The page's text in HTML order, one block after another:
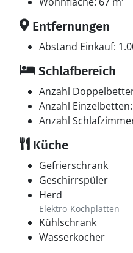
Wissenschaft.
Dieses Ferienhaus auf
Entfernungen
Abstand Einkauf:
Schlafbereich
Anzahl
Anzahl
Anzahl
Küche
Gefrierschrank
Geschirrspüler
Herd
Elektro-Kochplatten
Kühlschrank
Wasserkocher